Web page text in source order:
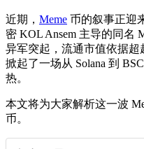
近期， Meme 币的叙事正迎
密 KOL Ansem 主导的同名
异军突起，流通市值依据超
掀起了一场从 Solana 到
热。
本文将为大家解析这一波
币。